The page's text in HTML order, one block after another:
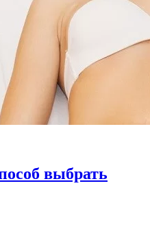
выбрать